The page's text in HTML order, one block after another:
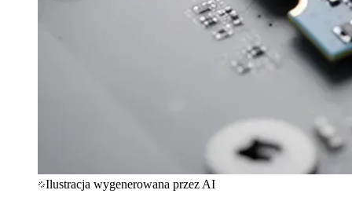
Ilustracja wygenerowana przez AI